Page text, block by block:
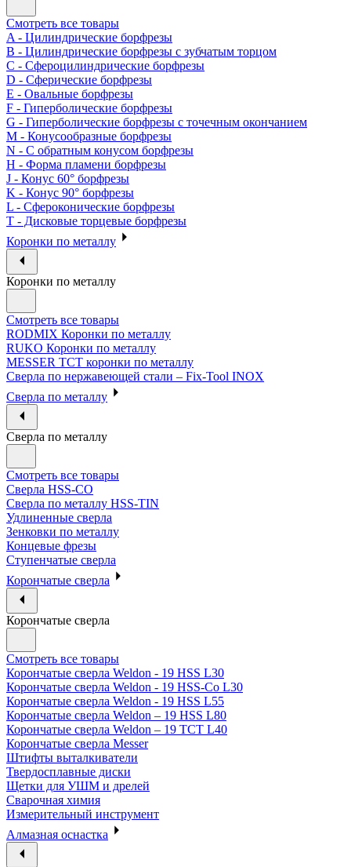
Смотреть все товары
A - Цилиндрические борфрезы
B - Цилиндрические борфрезы с зубчатым торцом
C - Сфероцилиндрические борфрезы
D - Сферические борфрезы
E - Овальные борфрезы
F - Гиперболические борфрезы
G - Гиперболические борфрезы с точечным окончанием
M - Конусообразные борфрезы
N - С обратным конусом борфрезы
H - Форма пламени борфрезы
J - Конус 60° борфрезы
K - Конус 90° борфрезы
L - Сфероконические борфрезы
T - Дисковые торцевые борфрезы
Коронки по металлу
Коронки по металлу
Смотреть все товары
RODMIX Коронки по металлу
RUKO Коронки по металлу
MESSER ТСТ коронки по металлу
Сверла по нержавеющей стали – Fix-Tool INOX
Сверла по металлу
Сверла по металлу
Смотреть все товары
Сверла HSS-CO
Сверла по металлу HSS-TIN
Удлиненные сверла
Зенковки по металлу
Концевые фрезы
Ступенчатые сверла
Корончатые сверла
Корончатые сверла
Смотреть все товары
Корончатые сверла Weldon - 19 HSS L30
Корончатые сверла Weldon - 19 HSS-Co L30
Корончатые сверла Weldon - 19 HSS L55
Корончатые сверла Weldon – 19 HSS L80
Корончатые сверла Weldon – 19 TCT L40
Корончатые сверла Messer
Штифты выталкиватели
Твердосплавные диски
Щетки для УШМ и дрелей
Сварочная химия
Измерительный инструмент
Алмазная оснастка